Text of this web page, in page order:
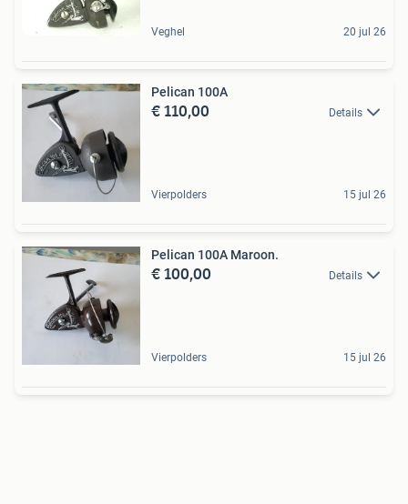
Veghel 20 jul 26
Pelican 100A
€ 110,00 Details
Vierpolders 15 jul 26
Pelican 100A Maroon.
€ 100,00 Details
Vierpolders 15 jul 26